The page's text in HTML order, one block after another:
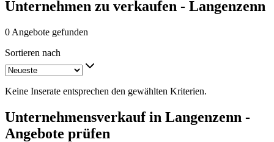
Unternehmen zu verkaufen - Langenzenn
0 Angebote gefunden
Sortieren nach
Keine Inserate entsprechen den gewählten Kriterien.
Unternehmensverkauf in Langenzenn -
Angebote prüfen